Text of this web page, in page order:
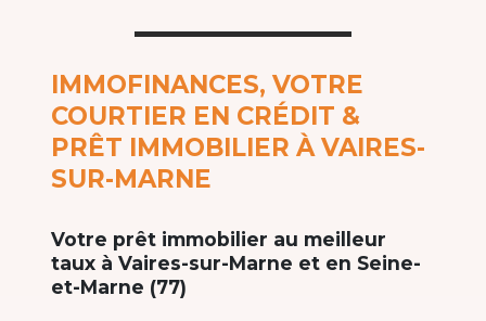
IMMOFINANCES, VOTRE
COURTIER EN CRÉDIT &
PRÊT IMMOBILIER À VAIRES-
SUR-MARNE
Votre prêt immobilier au meilleur
taux à Vaires-sur-Marne et en Seine-
et-Marne (77)